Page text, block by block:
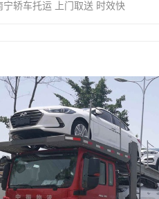
宁轿车托运 上门取送 时效快